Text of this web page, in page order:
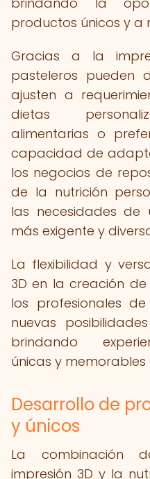
productos únicos y a
Gracias a la
pasteleros pueden
ajusten a
dietas
alimentarias o
capacidad de
los negocios de
de la nutrición
las necesidades
más exigente y
La flexibilidad y
3D en la creación
los profesionales
nuevas
brindando
únicas y memorables
Desarrollo de
y únicos
La combinación
impresión 3D y la